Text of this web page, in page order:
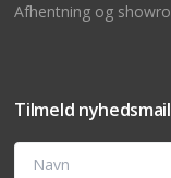
Afhentning og
Tilmeld nyhedsmail
Navn